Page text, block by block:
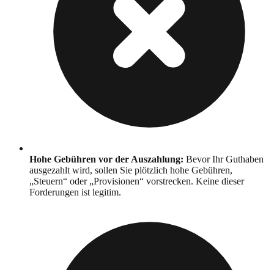
Hohe Gebühren vor der Auszahlung: Bevor Ihr Guthaben
ausgezahlt wird, sollen Sie plötzlich hohe Gebühren,
„Steuern“ oder „Provisionen“ vorstrecken. Keine dieser
Forderungen ist legitim.